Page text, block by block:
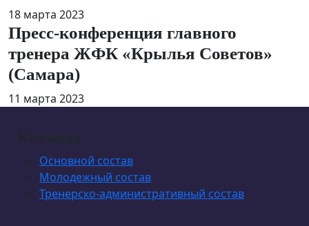
18 марта 2023
Пресс-конференция главного
тренера ЖФК «Крылья Советов»
(Самара)
11 марта 2023
Команда
Основной состав
Молодежный состав
Тренерско-административный состав